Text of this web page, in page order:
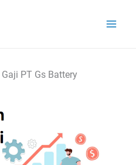
Gaji PT Gs Battery